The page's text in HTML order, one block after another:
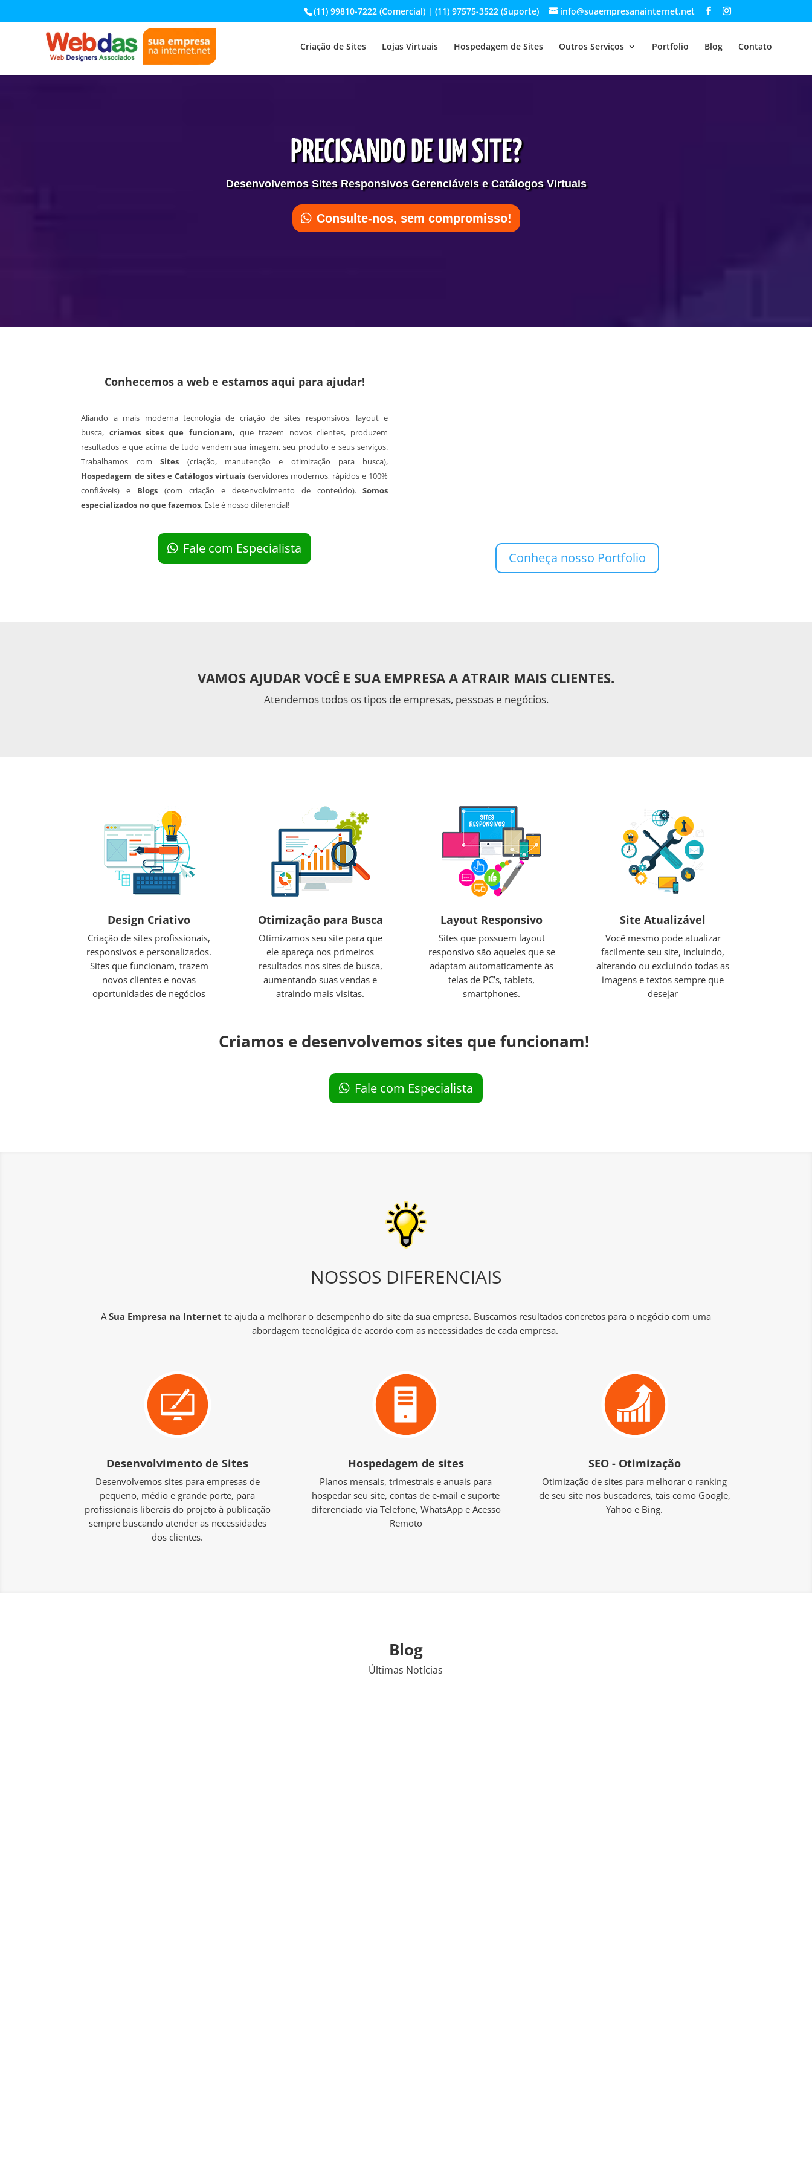
(11) 99810-7222 (Comercial) | (11) 97575-3522 (Suporte) info@suaempresanainternet.net
Criação de Sites Lojas Virtuais Hospedagem de Sites Outros Serviços Portfolio Blog Contato
PRECISANDO DE UM SITE?
Desenvolvemos Sites Responsivos Gerenciáveis e Catálogos Virtuais
Consulte-nos, sem compromisso!
Conhecemos a web e estamos aqui para ajudar!
Aliando a mais moderna tecnologia de criação de sites responsivos, layout e
busca, criamos sites que funcionam,que trazem novos clientes, produzem
resultados e que acima de tudo vendem sua imagem, seu produto e seus serviços.
Trabalhamos comSites (criação, manutenção e otimização para busca),
Hospedagem de sites e Catálogos virtuais (servidores modernos, rápidos e 100%
confiáveis) e Blogs (com criação e desenvolvimento de conteúdo).Somos
especializados no que fazemos. Este é nosso diferencial!
Fale com Especialista
Conheça nosso Portfolio
VAMOS AJUDAR VOCÊ E SUA EMPRESA A ATRAIR MAIS CLIENTES.
Atendemos todos os tipos de empresas, pessoas e negócios.
Design Criativo
Criação de sites profissionais,
responsivos e personalizados.
Sites que funcionam, trazem
novos clientes e novas
oportunidades de negócios
Otimização para Busca
Otimizamos seu site para que
ele apareça nos primeiros
resultados nos sites de busca,
aumentando suas vendas e
atraindo mais visitas.
Layout Responsivo
Sites que possuem layout
responsivo são aqueles que se
adaptam automaticamente às
telas de PC’s, tablets,
smartphones.
Site Atualizável
Você mesmo pode atualizar
facilmente seu site, incluindo,
alterando ou excluindo todas as
imagens e textos sempre que
desejar
Criamos e desenvolvemos sites que funcionam!
Fale com Especialista
NOSSOS DIFERENCIAIS
ASua Empresa na Internet te ajuda a melhorar o desempenho do site da sua empresa. Buscamos resultados concretos para o negócio com uma
abordagem tecnológica de acordo com as necessidades de cada empresa.
Desenvolvimento de Sites
Desenvolvemos sites para empresas de
pequeno, médio e grande porte, para
profissionais liberais do projeto à publicação
sempre buscando atender as necessidades
dos clientes.
Hospedagem de sites
Planos mensais, trimestrais e anuais para
hospedar seu site, contas de e-mail e suporte
diferenciado via Telefone, WhatsApp e Acesso
Remoto
SEO - Otimização
Otimização de sites para melhorar o ranking
de seu site nos buscadores, tais como Google,
Yahoo e Bing.
Blog
Últimas Notícias